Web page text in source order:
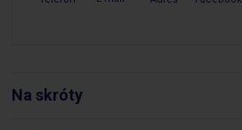
Na skróty